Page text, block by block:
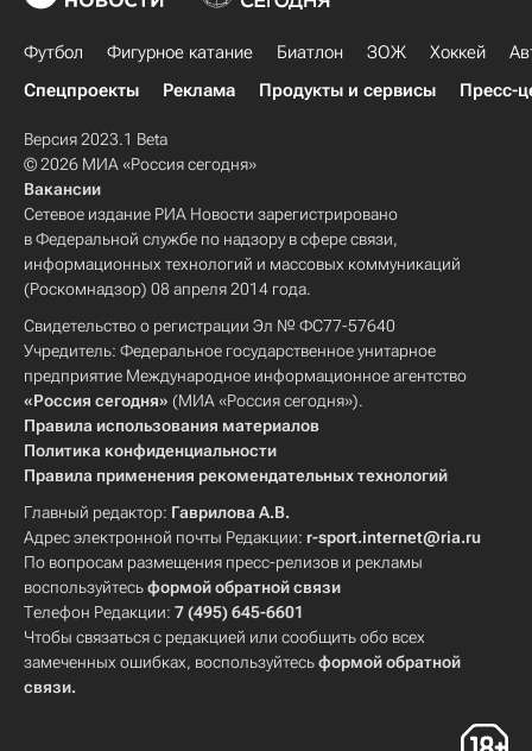
Футбол Фигурное катание Биатлон ЗОЖ Хоккей
Спецпроекты
Реклама Продукты и сервисы Пресс-
Версия 2023.1 Beta
© 2026 МИА «Россия сегодня»
Вакансии
Сетевое издание РИА Новости зарегистрировано
в Федеральной службе по надзору в сфере связи,
информационных технологий и массовых коммуникаций
(Роскомнадзор) 08 апреля 2014 года.
Свидетельство о регистрации Эл № ФС77-57640
Учредитель: Федеральное государственное унитарное
предприятие Международное информационное агентство
«Россия сегодня» (МИА «Россия сегодня»).
Правила использования материалов
Политика конфиденциальности
Правила применения рекомендательных технологий
Главный редактор: Гаврилова А.В.
Адрес электронной почты Редакции: r-sport.internet@ria.ru
По вопросам размещения пресс-релизов и рекламы
воспользуйтесьформой обратной связи
Телефон Редакции: 7 (495) 645-6601
Чтобы связаться с редакцией или сообщить обо всех
замеченных ошибках, воспользуйтесьформой обратной
связи.